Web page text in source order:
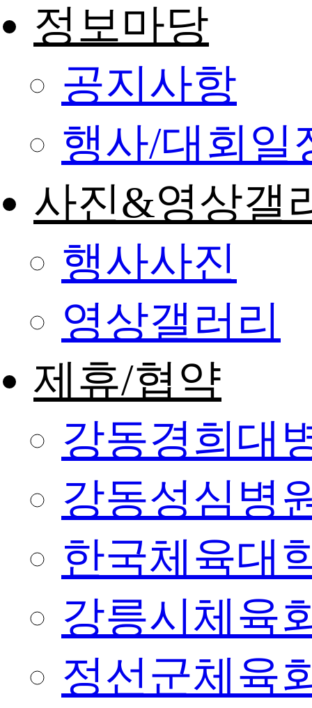
정보마당
공지사항
행사/대회일
사진&영상갤
행사사진
영상갤러리
제휴/협약
강동경희대
강동성심병
한국체육대
강릉시체육
정선군체육